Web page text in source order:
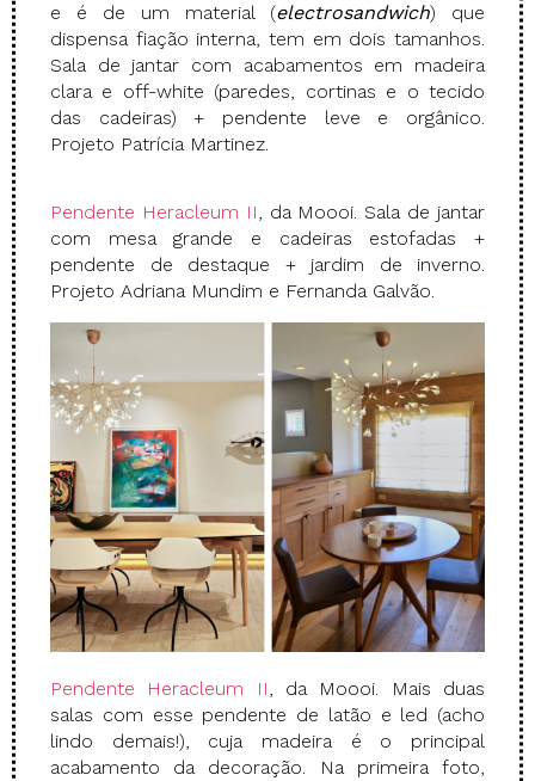
e é de um material (electrosandwich) que
dispensa fiação interna, tem em dois tamanhos.
Sala de jantar com acabamentos em madeira
clara e off-white (paredes, cortinas e o tecido
das cadeiras) + pendente leve e orgânico.
Projeto Patrícia Martinez.
Pendente Heracleum II, da Moooi. Sala de jantar
com mesa grande e cadeiras estofadas +
pendente de destaque + jardim de inverno.
Projeto Adriana Mundim e Fernanda Galvão.
Pendente Heracleum II, da Moooi. Mais duas
salas com esse pendente de latão e led (acho
lindo demais!), cuja madeira é o principal
acabamento da decoração. Na primeira foto,